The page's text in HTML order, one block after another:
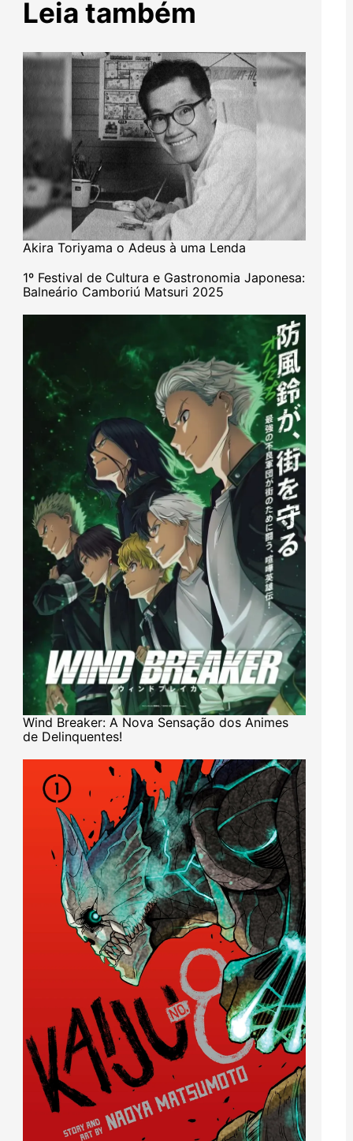
Leia também
Akira Toriyama o Adeus à uma Lenda
1º Festival de Cultura e Gastronomia Japonesa:
Balneário Camboriú Matsuri 2025
Wind Breaker: A Nova Sensação dos Animes
de Delinquentes!